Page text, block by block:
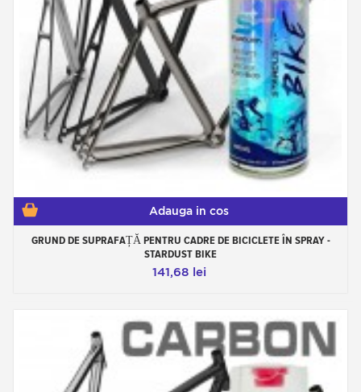
Adauga in cos
GRUND DE SUPRAFAȚĂ PENTRU CADRE DE BICICLETE ÎN SPRAY -
STARDUST BIKE
141,68 lei